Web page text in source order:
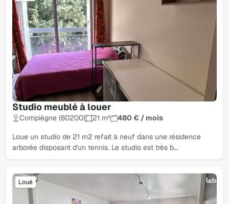
Studio meublé à louer
Compiègne (60200) 21 m² 480 € / mois
Loue un studio de 21 m2 refait à neuf dans une résidence
arborée disposant d'un tennis. Le studio est très b…
Loué